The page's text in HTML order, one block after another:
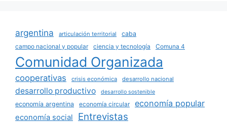
argentina articulación territorial
caba
campo nacional y popular
ciencia y tecnología Comuna 4
Comunidad Organizada
cooperativas crisis económica desarrollo nacional
desarrollo productivo desarrollo sostenible
economía argentina economía circular economía popular
economía social Entrevistas